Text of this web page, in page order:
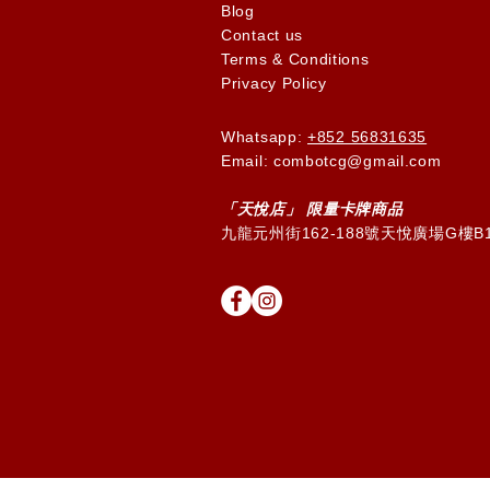
Blog
Contact us
Terms & Conditions
Privacy Policy
Whatsapp: +852 56831635
Email: combotcg@gmail.com
「天悅店」 限量卡牌商品
九龍元州街162-188號天悅廣場G樓